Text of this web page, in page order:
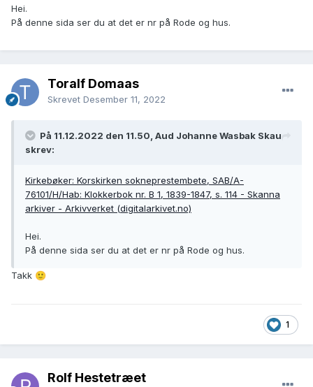
Hei.
På denne sida ser du at det er nr på Rode og hus.
Toralf Domaas
Skrevet Desember 11, 2022
På 11.12.2022 den 11.50, Aud Johanne Wasbak Skau
skrev:
Kirkebøker: Korskirken sokneprestembete, SAB/A-
76101/H/Hab: Klokkerbok nr. B 1, 1839-1847, s. 114 - Skanna
arkiver - Arkivverket (digitalarkivet.no)
Hei.
På denne sida ser du at det er nr på Rode og hus.
Takk 🙂
1
Rolf Hestetræet